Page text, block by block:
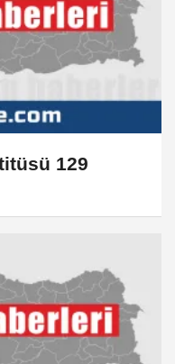
129